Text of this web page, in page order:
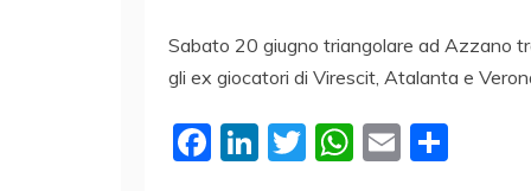
Sabato 20 giugno triangolare ad Azzano
gli ex giocatori di Virescit, Atalanta e
F
Li T
W E